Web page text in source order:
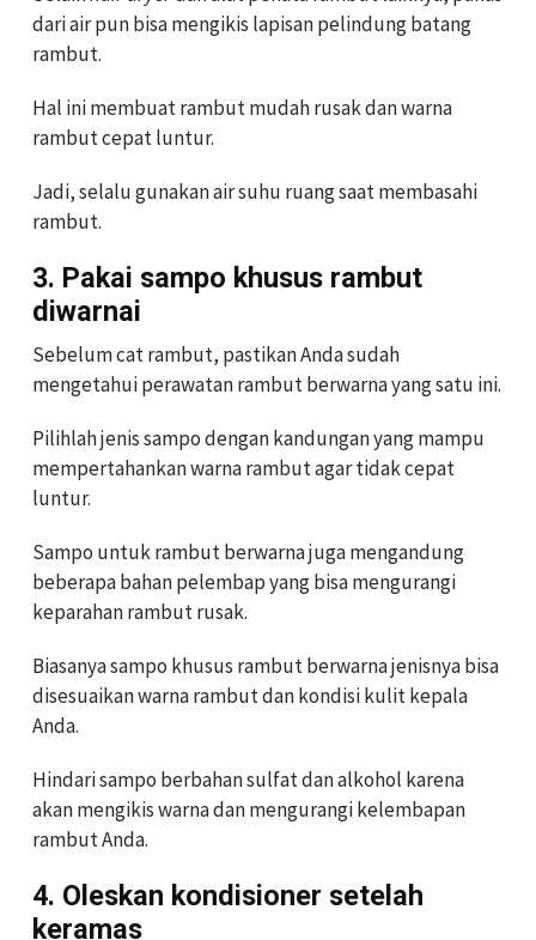
dari air pun bisa mengikis lapisan pelindung batang
rambut.
Hal ini membuat rambut mudah rusak dan warna
rambut cepat luntur.
Jadi, selalu gunakan air suhu ruang saat membasahi
rambut.
3. Pakai sampo khusus rambut
diwarnai
Sebelum cat rambut, pastikan Anda sudah
mengetahui perawatan rambut berwarna yang satu ini.
Pilihlah jenis sampo dengan kandungan yang mampu
mempertahankan warna rambut agar tidak cepat
luntur.
Sampo untuk rambut berwarna juga mengandung
beberapa bahan pelembap yang bisa mengurangi
keparahan rambut rusak.
Biasanya sampo khusus rambut berwarna jenisnya bisa
disesuaikan warna rambut dan kondisi kulit kepala
Anda.
Hindari sampo berbahan sulfat dan alkohol karena
akan mengikis warna dan mengurangi kelembapan
rambut Anda.
4. Oleskan kondisioner setelah
keramas